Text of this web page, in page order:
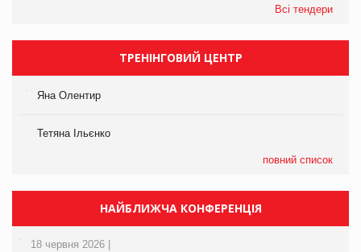
Всі тендери
ТРЕНІНГОВИЙ ЦЕНТР
Яна Олентир
Тетяна Ільєнко
повний список
НАЙБЛИЖЧА КОНФЕРЕНЦІЯ
18 червня 2026 |